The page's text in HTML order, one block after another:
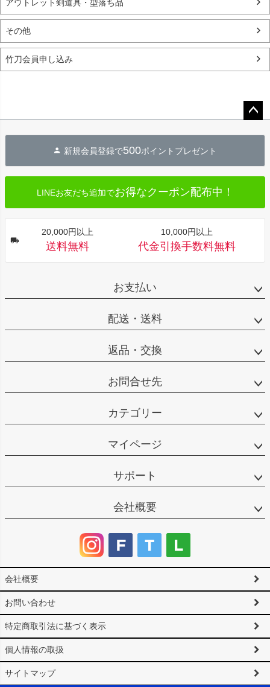
アウトレット剣道具・型落ち品
その他
竹刀会員申し込み
へ
新規会員登録で500ポイントプレゼント
LINEお友だち追加でお得なクーポン配布中！
20,000円以上
送料無料
10,000円以上
代金引換手数料無料
お支払い
配送・送料
返品・交換
お問合せ先
カテゴリー
マイページ
サポート
会社概要
会社概要
お問い合わせ
特定商取引法に基づく表示
個人情報の取扱
サイトマップ